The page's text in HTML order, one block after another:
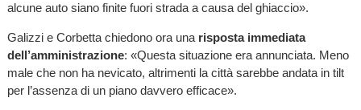
alcune auto siano finite fuori strada a causa del ghiaccio».
Galizzi e Corbetta chiedono ora una risposta immediata
dell’amministrazione: «Questa situazione era annunciata. Meno
male che non ha nevicato, altrimenti la città sarebbe andata in tilt
per l’assenza di un piano davvero efficace».